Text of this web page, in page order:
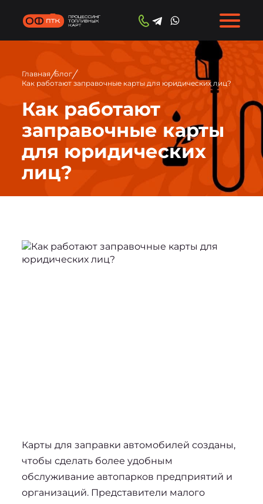
Главная/Блог/
Как работают заправочные карты для юридических лиц?
Как работают
заправочные карты
для юридических
лиц?
Карты для заправки автомобилей созданы,
чтобы сделать более удобным
обслуживание автопарков предприятий и
организаций. Представители малого